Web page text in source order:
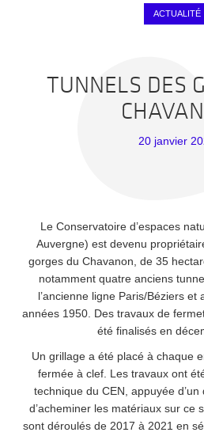
ACTUALITÉ
TUNNELS DES
20 janvier
Le Conservatoire d’espaces
Auvergne) est devenu
gorges du Chavanon, de 35
notamment quatre anciens
l’ancienne ligne Paris/Béziers et
années 1950. Des travaux de
été finalisés en
Un grillage a été placé à chaque
fermée à clef. Les travaux ont
technique du CEN, appuyée
d’acheminer les matériaux sur ce
sont déroulés de 2017 à 2021 en